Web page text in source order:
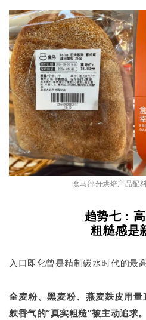
盒马部分烘焙产品配
趋势七：
粗糙感是
入口即化曾是精制碳水时代的最
全麦粉、黑麦粉、燕麦麸皮用
麸香气的“真实粗糙”被主动追求。